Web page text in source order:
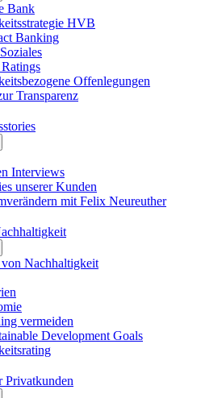
Bank
HVB
Banking
Offenlegungen
Transparenz
Interviews
unserer Kunden
mit Felix Neureuther
Nachhaltigkeit
vermeiden
Development Goals
Privatkunden